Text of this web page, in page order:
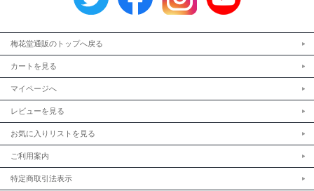
梅花堂通販のトップへ戻る
カートを見る
マイページへ
レビューを見る
お気に入りリストを見る
ご利用案内
特定商取引法表示